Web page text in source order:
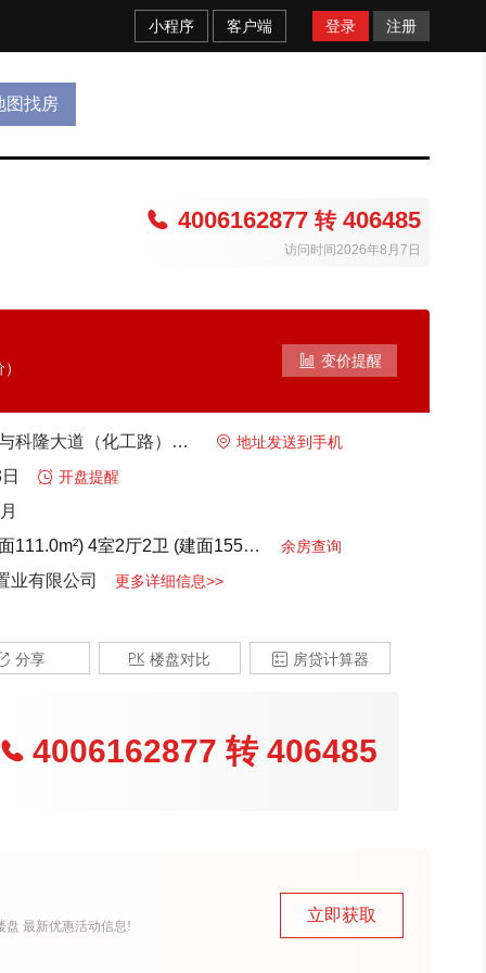
小程序 客户端 登录 注册
图找房
 4006162877 转406485
访问时间2026年8月7日
 变价提醒
红旗 新中大道与科隆大道（化工路）交会处向西200米路南  地址发送到手机
 开盘提醒
111.0m²) 4室2厅2卫 (建面155.0m²) 3室2厅2卫 (建面121.0m²)
余房查询
业有限公司 更多详细信息>>
分享  楼盘对比  房贷计算器
 4006162877 转406485
盘 最新优惠活动信息!
立即获取